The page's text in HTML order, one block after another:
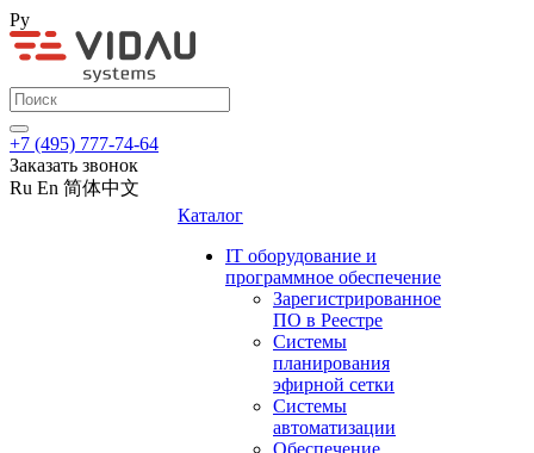
Ру
+7 (495) 777-74-64
Заказать звонок
Ru En 简体中文
Каталог
IT оборудование и
программное обеспечение
Зарегистрированное
ПО в Реестре
Системы
планирования
эфирной сетки
Системы
автоматизации
Обеспечение